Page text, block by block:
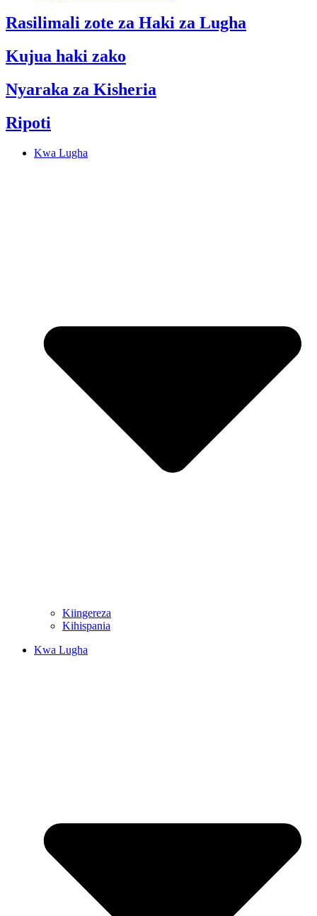
Rasilimali zote za Haki za Lugha
Kujua haki zako
Nyaraka za Kisheria
Ripoti
Kwa Lugha
Kiingereza
Kihispania
Kwa Lugha